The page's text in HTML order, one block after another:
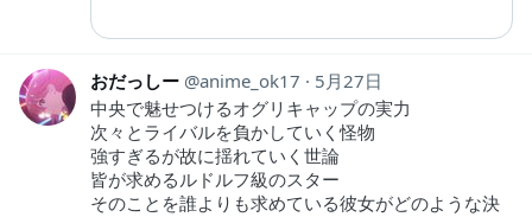
おだっしー anime_ok17
5月27日
中央で魅せつけるオグリキャップの実力
次々とライバルを負かしていく怪物
強すぎるが故に揺れていく世論
皆が求めるルドルフ級のスター
そのことを誰よりも求めている彼女がどのような決